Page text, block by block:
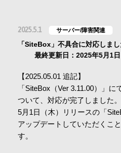
導入事例
サポート
イベント・セミナー
2025.5.1 サーバー/障害関連
「SiteBox」不具合に対応しまし
最終更新日：2025年5月1日
【2025.05.01 追記】
「SiteBox（Ver 3.11.00）」
ついて、対応が完了しました。
5月1日（木）リリースの「
アップデートしていただくこ
す。